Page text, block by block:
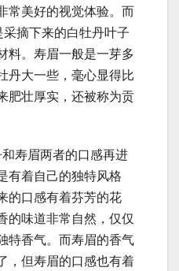
常美好的视觉体验。而
采摘下来的白牡丹叶子
料。寿眉一般是一芽多
丹大一些，毫心显得比
肥壮厚实，还被称为贡
寿眉两者的口感再进
有着自己的独特风格
的口感有着芬芳的花
的味道非常自然，仅仅
特香气。而寿眉的香气
，但寿眉的口感也有着